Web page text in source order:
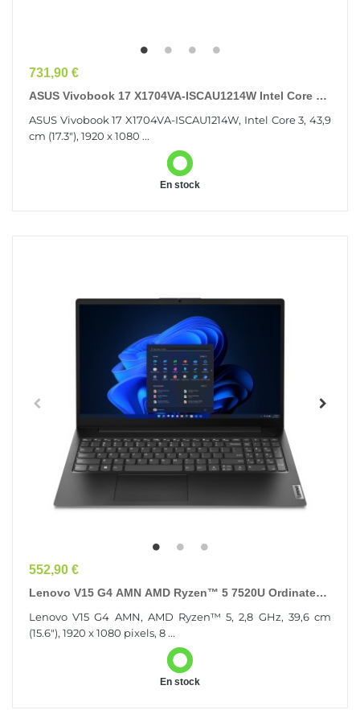
Prix
731,90 €
ASUS Vivobook 17 X1704VA-ISCAU1214W Intel Core 3
ASUS Vivobook 17 X1704VA-ISCAU1214W, Intel Core 3, 43,9
cm (17.3"), 1920 x 1080 ...
En stock
Prix
552,90 €
Lenovo V15 G4 AMN AMD Ryzen™ 5 7520U Ordinateur
Lenovo V15 G4 AMN, AMD Ryzen™ 5, 2,8 GHz, 39,6 cm
(15.6"), 1920 x 1080 pixels, 8 ...
En stock